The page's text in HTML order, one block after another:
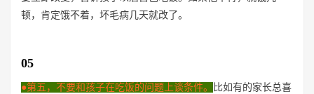
顿，肯定饿不着，坏毛病几天就改了。
05
●第五，不要和孩子在吃饭的问题上谈条件。
比如有的家长总喜